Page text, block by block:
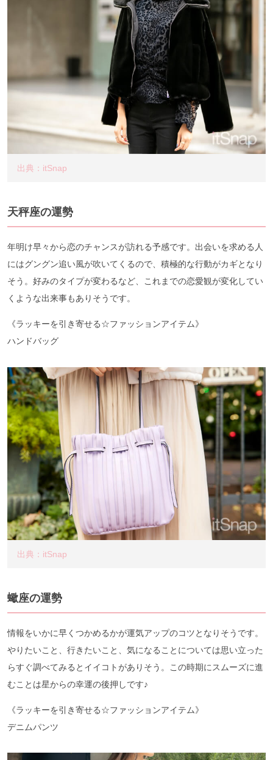
出典：itSnap
天秤座の運勢
年明け早々から恋のチャンスが訪れる予感です。出会いを求める人
にはグングン追い風が吹いてくるので、積極的な行動がカギとなり
そう。好みのタイプが変わるなど、これまでの恋愛観が変化してい
くような出来事もありそうです。
《ラッキーを引き寄せる☆ファッションアイテム》
ハンドバッグ
出典：itSnap
蠍座の運勢
情報をいかに早くつかめるかが運気アップのコツとなりそうです。
やりたいこと、行きたいこと、気になることについては思い立った
らすぐ調べてみるとイイコトがありそう。この時期にスムーズに進
むことは星からの幸運の後押しです♪
《ラッキーを引き寄せる☆ファッションアイテム》
デニムパンツ